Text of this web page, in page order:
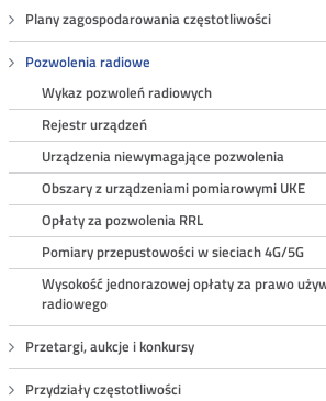
Plany zagospodarowania częstotliwości
Pozwolenia radiowe
Wykaz pozwoleń radiowych
Rejestr urządzeń
Urządzenia niewymagające pozwolenia
Obszary z urządzeniami pomiarowymi UKE
Opłaty za pozwolenia RRL
Pomiary przepustowości w sieciach 4G/5G
Wysokość jednorazowej opłaty za prawo
radiowego
Przetargi, aukcje i konkursy
Przydziały częstotliwości